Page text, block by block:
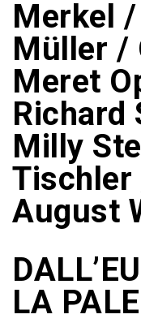
Merkel
Müller /
Meret
Richard
Milly
Tischler
August
LA